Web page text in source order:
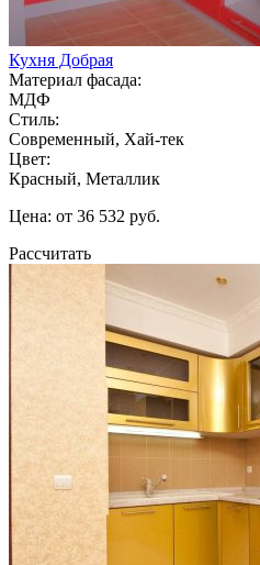
Кухня Добрая
Материал фасада:
МДФ
Стиль:
Современный, Хай-тек
Цвет:
Красный, Металлик
Цена: от 36 532 руб.
Рассчитать